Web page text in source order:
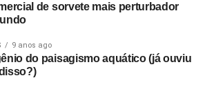
de sorvete mais perturbador
9 anos ago
do paisagismo aquático (já ouviu